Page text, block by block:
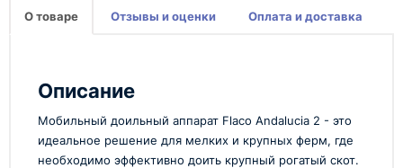
О товаре Отзывы и оценки Оплата и доставка
Описание
Мобильный доильный аппарат Flaco Andalucia 2 - это
идеальное решение для мелких и крупных ферм, где
необходимо эффективно доить крупный рогатый скот.